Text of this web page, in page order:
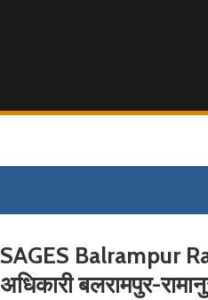
SAGES Balrampur
अधिकारी बलरामपुर-